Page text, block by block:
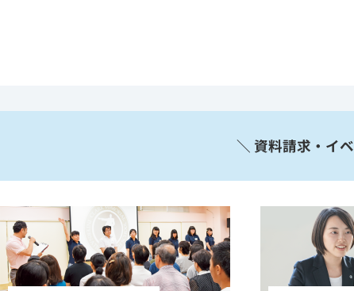
＼ 資料請求・イ